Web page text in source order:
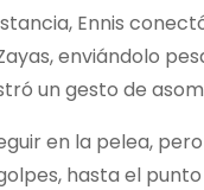
Ennis
enviándolo
un gesto de
en la pelea,
hasta el punto